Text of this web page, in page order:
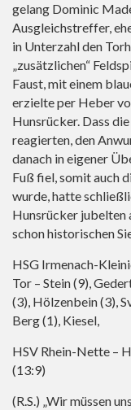
gelang Dominic
Ausgleichstreffer,
in Unterzahl den
„zusätzlichen“
Faust, mit einem
erzielte per Heber
Hunsrücker. Dass
reagierten, den
danach in eigener
Fuß fiel, somit auch
wurde, hatte
Hunsrücker jubelten
schon historischen
HSG Irmenach-
Tor – Stein (9),
(3), Hölzenbein (3),
Berg (1), Kiesel,
HSV Rhein-Nette –
(13:9)
(R.S.) „Wir müssen